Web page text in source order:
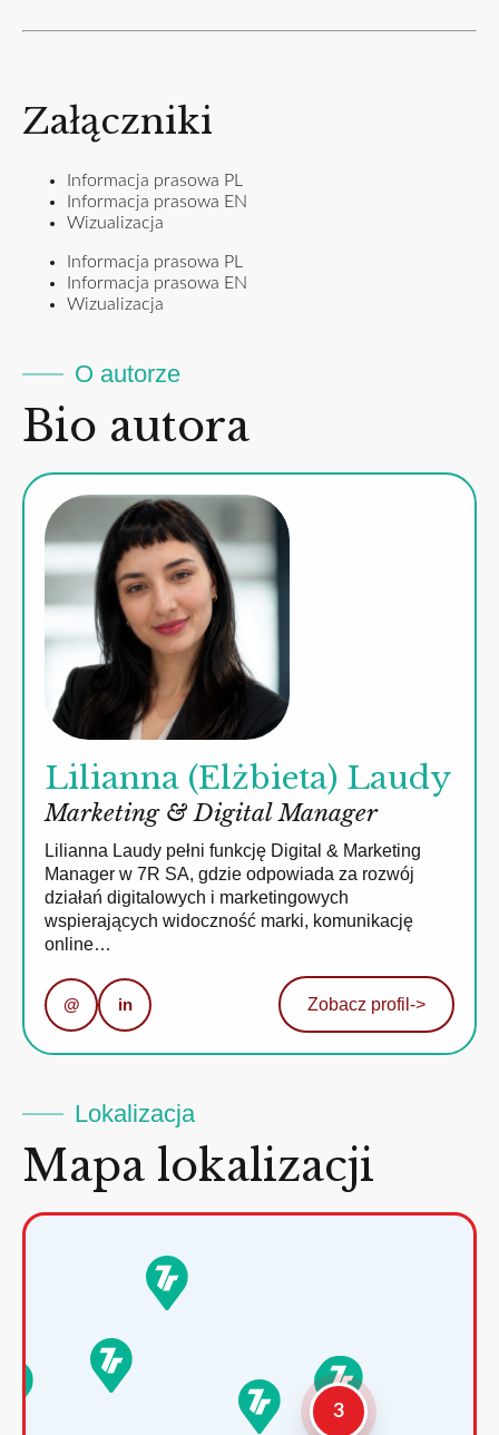
Załączniki
Informacja prasowa PL
Informacja prasowa EN
Wizualizacja
Informacja prasowa PL
Informacja prasowa EN
Wizualizacja
O autorze
Bio autora
Lilianna (Elżbieta) Laudy
Marketing & Digital Manager
Lilianna Laudy pełni funkcję Digital & Marketing
Manager w 7R SA, gdzie odpowiada za rozwój
działań digitalowych i marketingowych
wspierających widoczność marki, komunikację
online…
@ in Zobacz profil ->
Lokalizacja
Mapa lokalizacji
3